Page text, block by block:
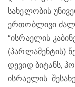
სახელობის
ერთობლივი
“ისრაელის
(პარლამენტის)
დევიდ ბიტანს,
ისრაელის